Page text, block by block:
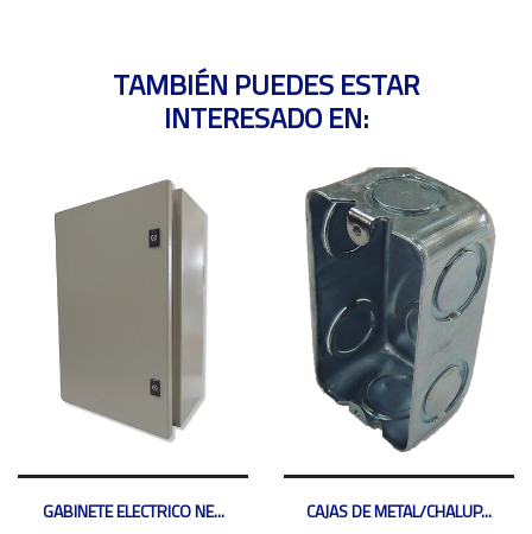
TAMBIÉN PUEDES ESTAR
INTERESADO EN:
GABINETE ELECTRICO NE...
CAJAS DE METAL/CHALUP...